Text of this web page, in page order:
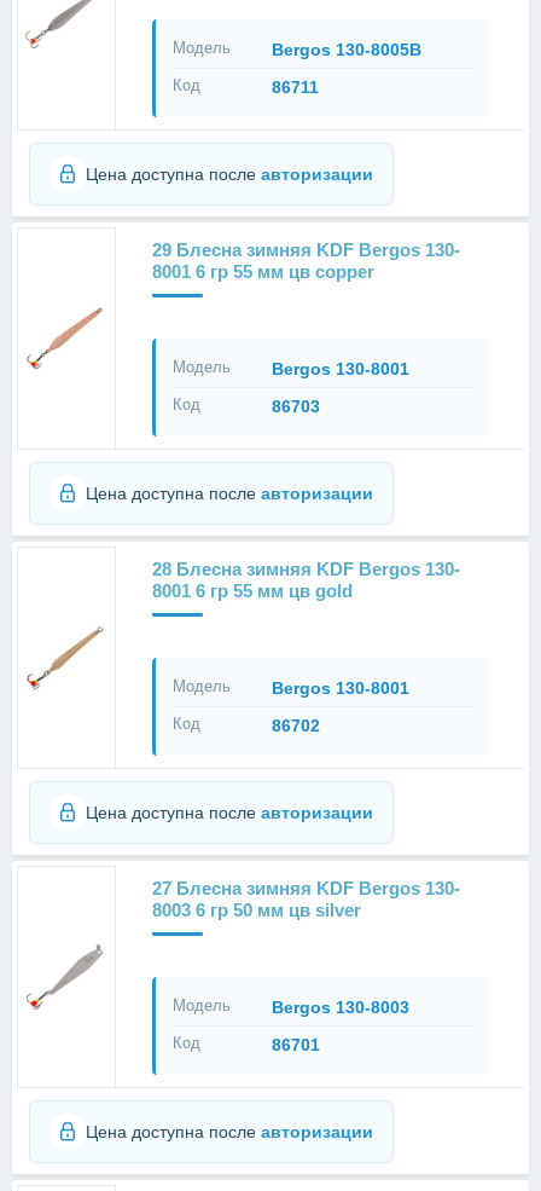
Модель Bergos 130-8005B
Код 86711
Цена доступна после авторизации
29 Блесна зимняя KDF Bergos 130-
8001 6 гр 55 мм цв copper
Модель Bergos 130-8001
Код 86703
Цена доступна после авторизации
28 Блесна зимняя KDF Bergos 130-
8001 6 гр 55 мм цв gold
Модель Bergos 130-8001
Код 86702
Цена доступна после авторизации
27 Блесна зимняя KDF Bergos 130-
8003 6 гр 50 мм цв silver
Модель Bergos 130-8003
Код 86701
Цена доступна после авторизации